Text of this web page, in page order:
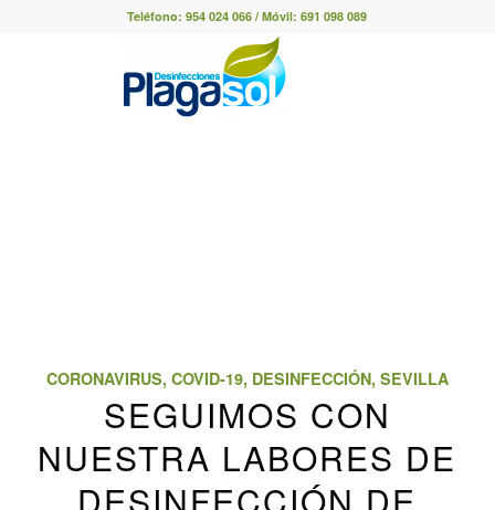
Teléfono:954 024 066 / Móvil:691 098 089
CORONAVIRUS, COVID-19, DESINFECCIÓN, SEVILLA
SEGUIMOS CON
NUESTRA LABORES DE